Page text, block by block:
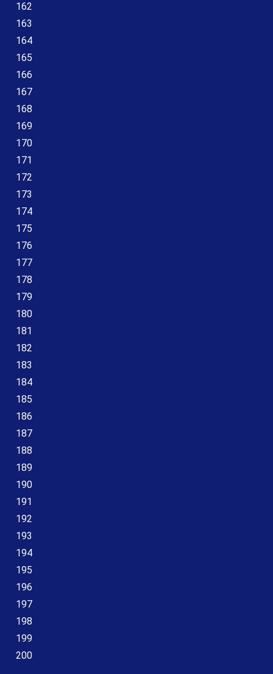
162
163
164
165
166
167
168
169
170
171
172
173
174
175
176
177
178
179
180
181
182
183
184
185
186
187
188
189
190
191
192
193
194
195
196
197
198
199
200